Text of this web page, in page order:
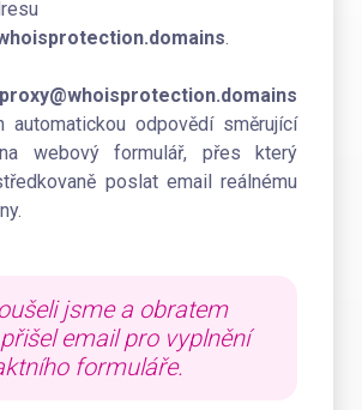
.
automatickou odpovědí směrující
webový formulář, přes který
poslat email reálnému
jsme a obratem
email pro vyplnění
formuláře.